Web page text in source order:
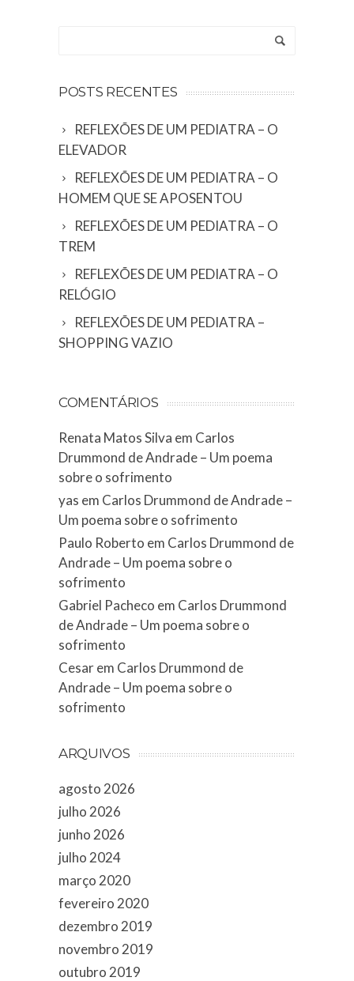
POSTS RECENTES
REFLEXÕES DE UM PEDIATRA – O
ELEVADOR
REFLEXÕES DE UM PEDIATRA – O
HOMEM QUE SE APOSENTOU
REFLEXÕES DE UM PEDIATRA – O
TREM
REFLEXÕES DE UM PEDIATRA – O
RELÓGIO
REFLEXÕES DE UM PEDIATRA –
SHOPPING VAZIO
COMENTÁRIOS
Renata Matos Silva em Carlos
Drummond de Andrade – Um poema
sobre o sofrimento
yas em Carlos Drummond de Andrade –
Um poema sobre o sofrimento
Paulo Roberto em Carlos Drummond de
Andrade – Um poema sobre o
sofrimento
Gabriel Pacheco em Carlos Drummond
de Andrade – Um poema sobre o
sofrimento
Cesarem Carlos Drummond de
Andrade – Um poema sobre o
sofrimento
ARQUIVOS
agosto 2026
julho 2026
junho 2026
julho 2024
março 2020
fevereiro 2020
dezembro 2019
novembro 2019
outubro 2019